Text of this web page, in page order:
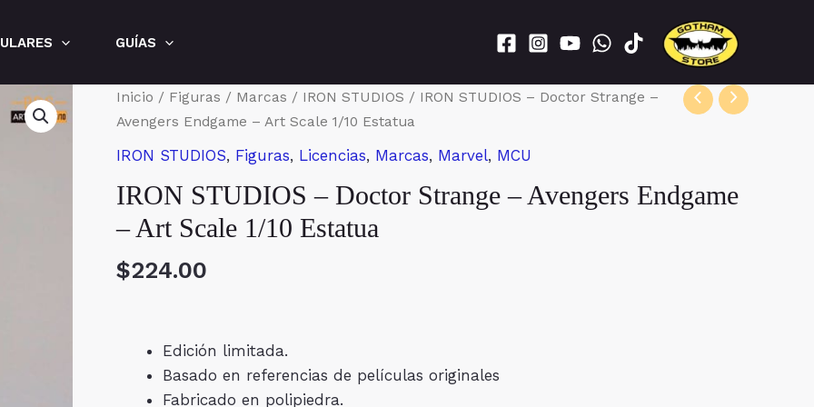
GUÍAS
Inicio / Figuras / Marcas / IRON STUDIOS / IRON STUDIOS – Doctor Strange –
Avengers Endgame – Art Scale 1/10 Estatua
IRON STUDIOS, Figuras, Licencias, Marcas, Marvel, MCU
IRON STUDIOS – Doctor Strange – Avengers Endgame
– Art Scale 1/10 Estatua
$224.00
Edición limitada.
Basado en referencias de películas originales
Fabricado en polipiedra.